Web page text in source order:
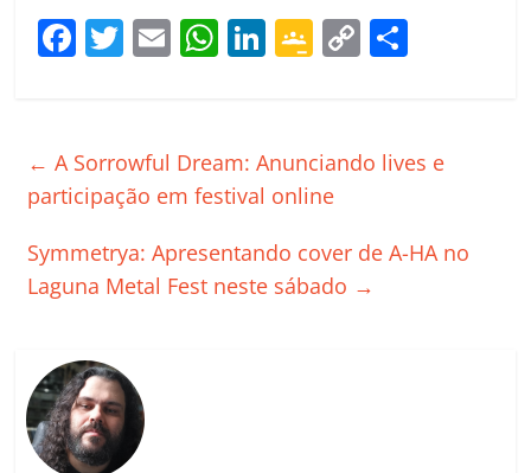
F
e
b
o
k
T
er
E
l
W
s
A
p
Li
e
dI
G
gl
e
a
ss
C
y
k
p
h
← A Sorrowful Dream: Anunciando lives e
participação em festival online
Symmetrya: Apresentando cover de A-HA no
Laguna Metal Fest neste sábado →